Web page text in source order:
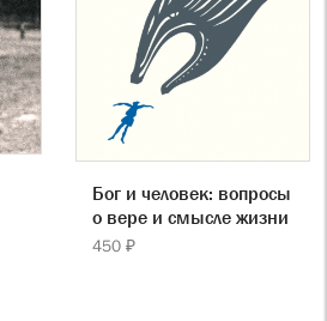
Бог и человек: вопросы
о вере и смысле жизни
450 ₽